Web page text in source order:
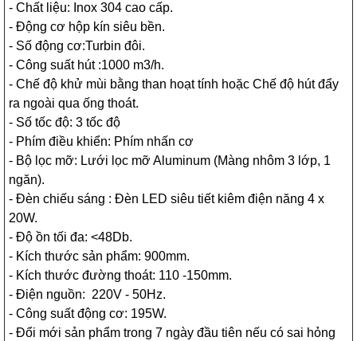
- Chất liệu: Inox 304 cao cấp.
- Động cơ hộp kín siêu bền.
- Số động cơ:Turbin đôi.
- Công suất hút :1000 m3/h.
- Chế độ khử mùi bằng than hoạt tính hoặc Chế độ hút đẩy
ra ngoài qua ống thoát.
- Số tốc độ: 3 tốc độ
- Phím điều khiển: Phím nhấn cơ
- Bộ lọc mỡ: Lưới lọc mỡ Aluminum (Màng nhôm 3 lớp, 1
ngăn).
- Đèn chiếu sáng : Đèn LED siêu tiết kiêm điện năng 4 x
20W.
- Độ ồn tối đa: <48Db.
- Kích thước sản phẩm: 900mm.
- Kích thước đường thoát: 110 -150mm.
- Điện nguồn: 220V - 50Hz.
- Công suất động cơ: 195W.
- Đổi mới sản phẩm trong 7 ngày đầu tiên nếu có sai hỏng